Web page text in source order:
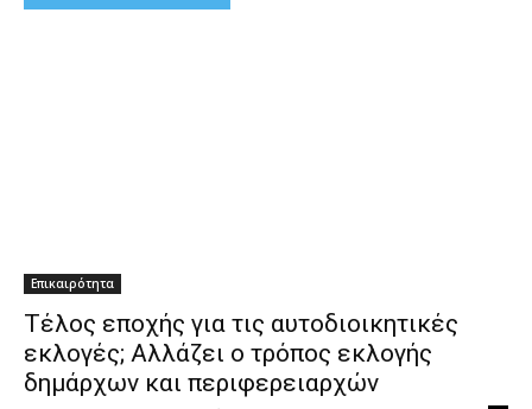
Επικαιρότητα
Τέλος εποχής για τις αυτοδιοικητικές
εκλογές; Αλλάζει ο τρόπος εκλογής
δημάρχων και περιφερειαρχών